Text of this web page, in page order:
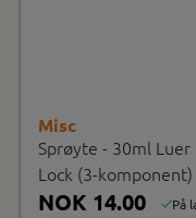
Misc
Sprøyte - 30ml Luer
Lock (3-komponent)
NOK 14.00
På